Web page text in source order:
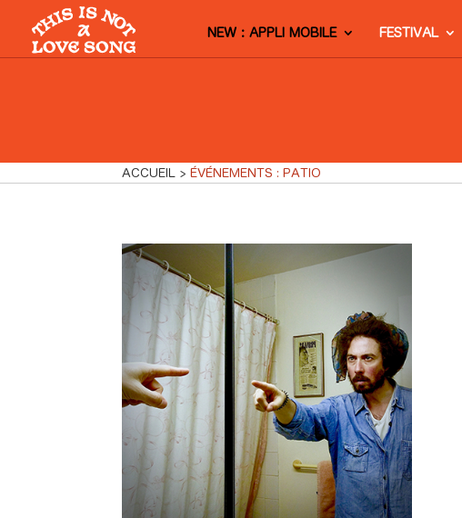
NEW : APPLI MOBILE FESTIVAL
ACCUEIL ÉVÉNEMENTS : PATIO